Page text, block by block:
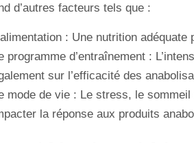
d’autres facteurs tels que :
: Une nutrition
programme d’entraînement :
sur l’efficacité des
mode de vie : Le stress, le
la réponse aux produits